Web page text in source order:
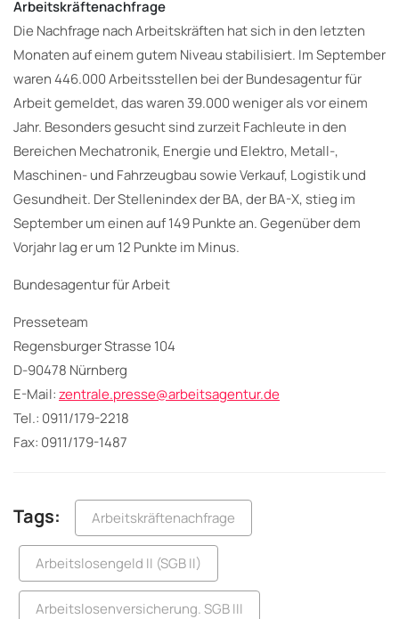
Arbeitskräftenachfrage
Die Nachfrage nach Arbeitskräften hat sich in den letzten
Monaten auf einem gutem Niveau stabilisiert. Im September
waren 446.000 Arbeitsstellen bei der Bundesagentur für
Arbeit gemeldet, das waren 39.000 weniger als vor einem
Jahr. Besonders gesucht sind zurzeit Fachleute in den
Bereichen Mechatronik, Energie und Elektro, Metall-,
Maschinen- und Fahrzeugbau sowie Verkauf, Logistik und
Gesundheit. Der Stellenindex der BA, der BA-X, stieg im
September um einen auf 149 Punkte an. Gegenüber dem
Vorjahr lag er um 12 Punkte im Minus.
Bundesagentur für Arbeit
Presseteam
Regensburger Strasse 104
D-90478 Nürnberg
E-Mail:zentrale.presse@arbeitsagentur.de
Tel.: 0911/179-2218
Fax: 0911/179-1487
Tags: Arbeitskräftenachfrage
Arbeitslosengeld II (SGB II)
Arbeitslosenversicherung. SGB III